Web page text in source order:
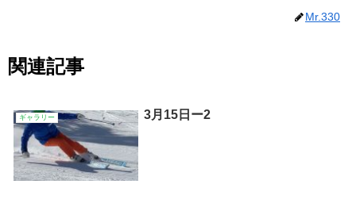
Mr.330
関連記事
ギャラリー 3月15日ー2